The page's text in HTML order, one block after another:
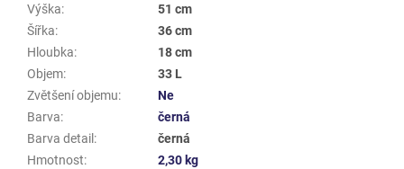
Výška:
51 cm
Šířka:
36 cm
Hloubka:
18 cm
Objem:
33 L
Zvětšení objemu:
Ne
Barva:
černá
Barva detail :
černá
Hmotnost:
2,30 kg